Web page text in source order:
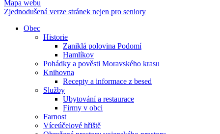
Mapa webu
Zjednodušená verze stránek nejen pro seniory
Obec
Historie
Zaniklá polovina Podomí
Hamlíkov
Pohádky a pověsti Moravského krasu
Knihovna
Recepty a informace z besed
Služby
Ubytování a restaurace
Firmy v obci
Farnost
Víceúčelové hřiště